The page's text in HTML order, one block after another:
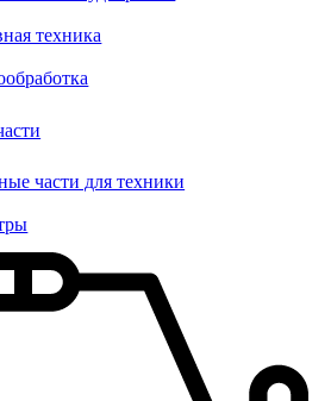
техника
части для техники